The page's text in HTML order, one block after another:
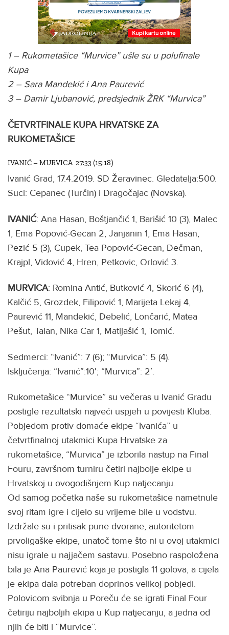
1 – Rukometašice “Murvice” ušle su u polufinale
Kupa
2 – Sara Mandekić i Ana Paurević
3 – Damir Ljubanović, predsjednik ŽRK “Murvica”
ČETVRTFINALE KUPA HRVATSKE ZA
RUKOMETAŠICE
IVANIĆ – MURVICA 27:33 (15:18)
Ivanić Grad, 17.4.2019. SD Žeravinec. Gledatelja:500.
Suci: Cepanec (Turčin) i Dragočajac (Novska).
IVANIĆ: Ana Hasan, Boštjančić 1, Barišić 10 (3), Malec
1, Ema Popović-Gecan 2, Janjanin 1, Ema Hasan,
Pezić 5 (3), Cupek, Tea Popović-Gecan, Dečman,
Krajpl, Vidović 4, Hren, Petkovic, Orlović 3.
MURVICA: Romina Antić, Butković 4, Skorić 6 (4),
Kalčić 5, Grozdek, Filipović 1, Marijeta Lekaj 4,
Paurević 11, Mandekić, Debelić, Lončarić, Matea
Pešut, Talan, Nika Car 1, Matijašić 1, Tomić.
Sedmerci: “Ivanić”: 7 (6); “Murvica”: 5 (4).
Isključenja: “Ivanić”:10′; “Murvica”: 2′.
Rukometašice “Murvice” su večeras u Ivanić Gradu
postigle rezultatski najveći uspjeh u povijesti Kluba.
Pobjedom protiv domaće ekipe “Ivanića” u
četvrtfinalnoj utakmici Kupa Hrvatske za
rukometašice, “Murvica” je izborila nastup na Final
Fouru, završnom turniru četiri najbolje ekipe u
Hrvatskoj u ovogodišnjem Kup natjecanju.
Od samog početka naše su rukometašice nametnule
svoj ritam igre i cijelo su vrijeme bile u vodstvu.
Izdržale su i pritisak pune dvorane, autoritetom
prvoligaške ekipe, unatoč tome što ni u ovoj utakmici
nisu igrale u najjačem sastavu. Posebno raspoložena
bila je Ana Paurević koja je postigla 11 golova, a cijela
je ekipa dala potreban doprinos velikoj pobjedi.
Polovicom svibnja u Poreču će se igrati Final Four
četiriju najboljih ekipa u Kup natjecanju, a jedna od
njih će biti i “Murvice”.